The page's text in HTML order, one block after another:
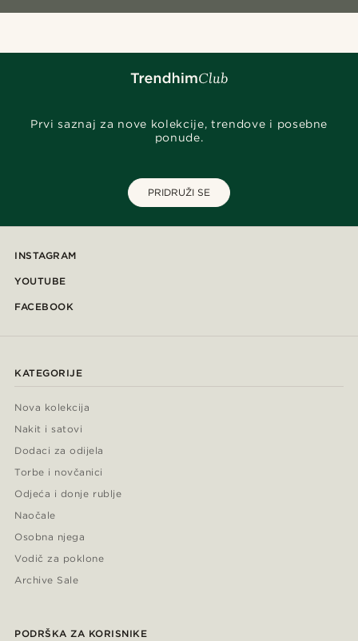
Prvi saznaj za nove kolekcije, trendove i posebne
ponude.
PRIDRUŽI SE
INSTAGRAM
YOUTUBE
FACEBOOK
KATEGORIJE
Nova kolekcija
Nakit i satovi
Dodaci za odijela
Torbe i novčanici
Odjeća i donje rublje
Naočale
Osobna njega
Vodič za poklone
Archive Sale
PODRŠKA ZA KORISNIKE